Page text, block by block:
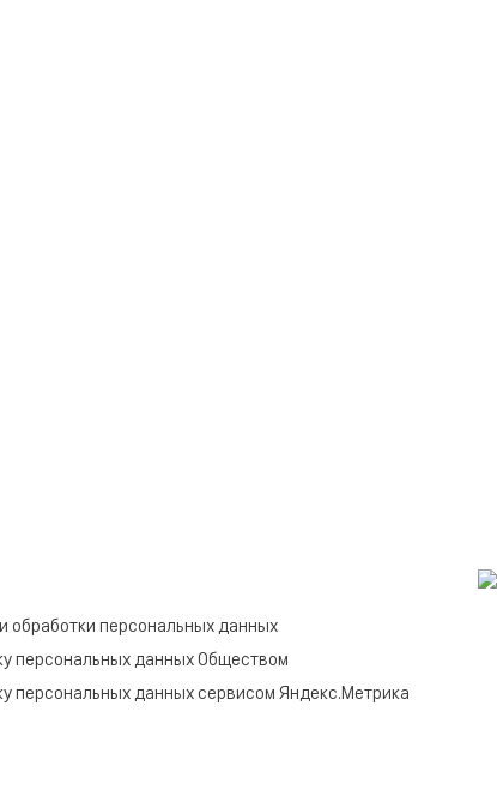
обработки персональных данных
персональных данных Обществом
персональных данных сервисом Яндекс.Метрика